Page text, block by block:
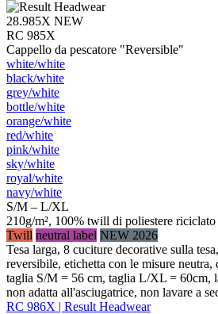
28.985X NEW
RC 985X
Cappello da pescatore "Reversible"
white/​white
black/​white
grey/​white
bottle/​white
orange/​white
red/​white
pink/​white
sky/​white
royal/​white
navy/​white
S/M – L/XL
210g/m², 100% twill di poliestere riciclato
Twill neutral label NEW 2026
Tesa larga, 8 cuciture decorative sulla
reversibile, etichetta con le misure
taglia S/M = 56 cm, taglia L/XL = 60cm,
non adatta all'asciugatrice, non lavare a
RC 986X | Result Headwear